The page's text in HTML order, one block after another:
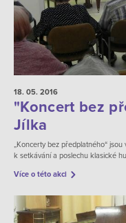
18. 05. 2016
"Koncert bez
Jílka
„Koncerty bez předplatného“
k setkávání a poslechu klasické
Více o této akci